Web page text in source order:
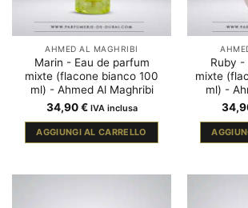
AHMED AL MAGHRIBI
Marin - Eau de parfum
mixte (flacone bianco 100
ml) - Ahmed Al Maghribi
34,90€ IVA inclusa
AGGIUNGI AL CARRELLO
Ruby -
mixte
ml) -